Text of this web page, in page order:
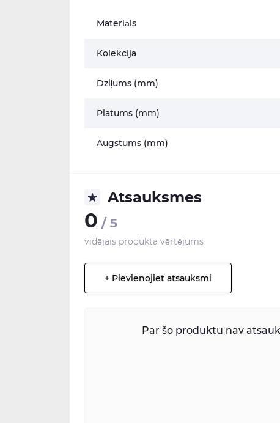
Materiāls
Kolekcija
Dziļums (mm)
Platums (mm)
Augstums (mm)
Atsauksmes
0 / 5
vidējais produkta vērtējums
+ Pievienojiet atsauksmi
Par šo produktu nav